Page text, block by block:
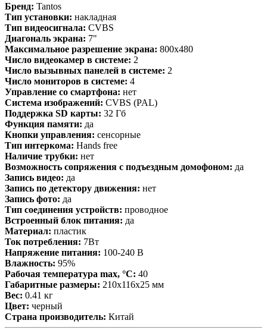
Бренд: Tantos
Тип установки: накладная
Тип видеосигнала: CVBS
Диагональ экрана: 7"
Максимальное разрешение экрана: 800x480
Число видеокамер в системе: 2
Число вызывных панелей в системе: 2
Число мониторов в системе: 4
Управление со смартфона: нет
Система изображений: CVBS (PAL)
Поддержка SD карты: 32 Гб
Функция памяти: да
Кнопки управления: сенсорные
Тип интеркома: Hands free
Наличие трубки: нет
Возможность сопряжения с подъездным домофоном: да
Запись видео: да
Запись по детектору движения: нет
Запись фото: да
Тип соединения устройств: проводное
Встроенный блок питания: да
Материал: пластик
Ток потребления: 7Вт
Напряжение питания: 100-240 В
Влажность: 95%
Рабочая температура max, °С: 40
Габаритные размеры: 210х116х25 мм
Вес: 0.41 кг
Цвет: черный
Страна производитель: Китай